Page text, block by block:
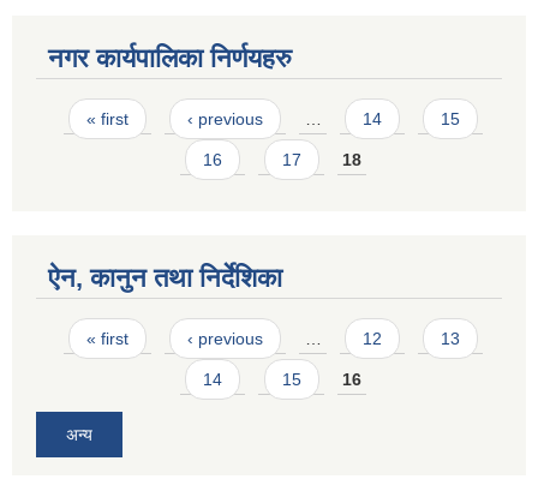
नगर कार्यपालिका निर्णयहरु
Pages
« first ‹ previous … 14 15
16 17 18
ऐन, कानुन तथा निर्देशिका
Pages
« first ‹ previous 12 13
14 15 16
अन्य